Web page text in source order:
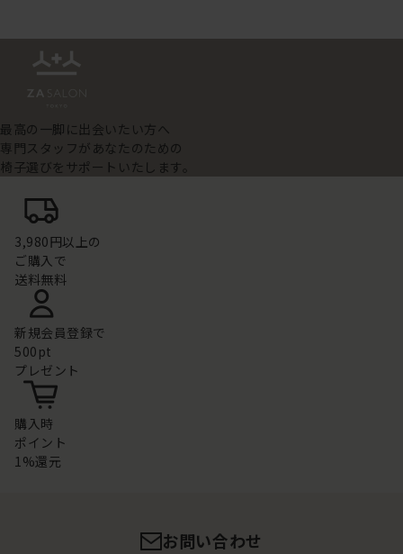
最高の一脚に出会いたい方へ
専門スタッフがあなたのための
椅子選びをサポートいたします。
3,980円以上の
ご購入で
送料無料
新規会員登録で
500pt
プレゼント
購入時
ポイント
1%還元
お問い合わせ